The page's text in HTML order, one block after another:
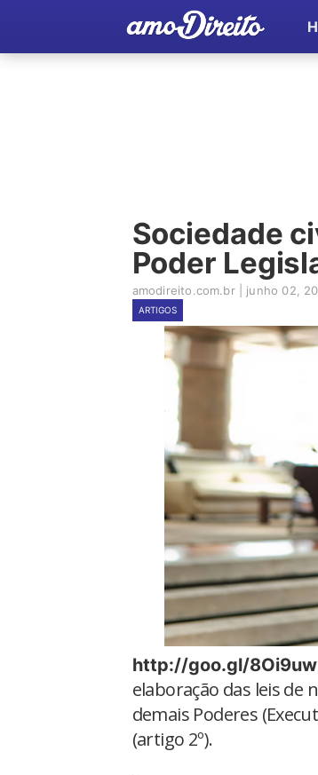
Sociedade
Poder
amodireito.com.br junho 02,
ARTIGOS
http://goo.gl/8Oi9uw
elaboração das leis de
demais Poderes
(artigo 2º).